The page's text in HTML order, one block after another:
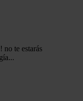
no te estarás